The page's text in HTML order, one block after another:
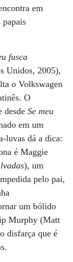
em
fusca
Unidos, 2005),
o Volkswagen
O
desde Se meu
em um
luvas dá a dica:
é Maggie
), um
pelo pai,
um bólido
Murphy (Matt
disfarça que é